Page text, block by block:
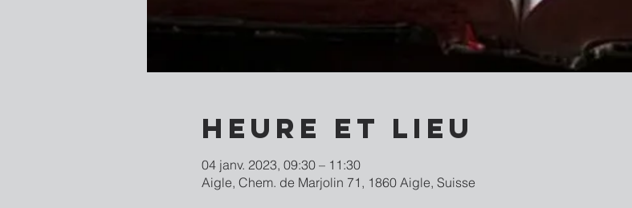
Heure et lieu
04 janv. 2023, 09:30 – 11:30
Aigle, Chem. de Marjolin 71, 1860 Aigle, Suisse